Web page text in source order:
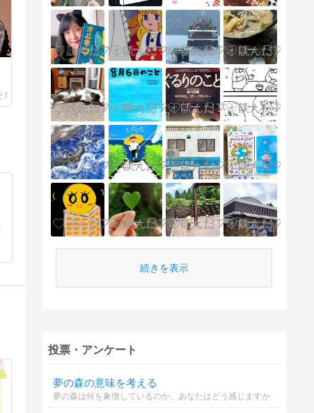
続きを表示
投票・アンケート
夢の森の意味を考える
夢の森は何を象徴しているのか、あなたはどう感じますか